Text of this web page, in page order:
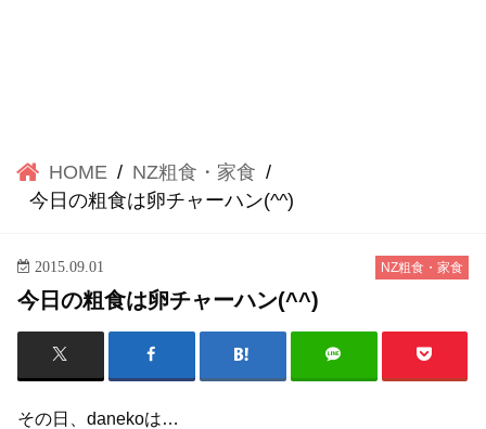
HOME
NZ粗食・家食
今日の粗食は卵チャーハン(^^)
NZ粗食・家食
2015.09.01
今日の粗食は卵チャーハン(^^)
その日、danekoは…